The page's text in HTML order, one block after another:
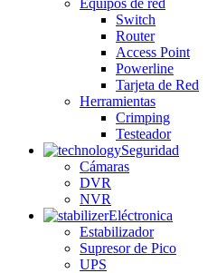
Equipos de red
Switch
Router
Access Point
Powerline
Tarjeta de Red
Herramientas
Crimping
Testeador
Seguridad
Cámaras
DVR
NVR
Eléctronica
Estabilizador
Supresor de Pico
UPS